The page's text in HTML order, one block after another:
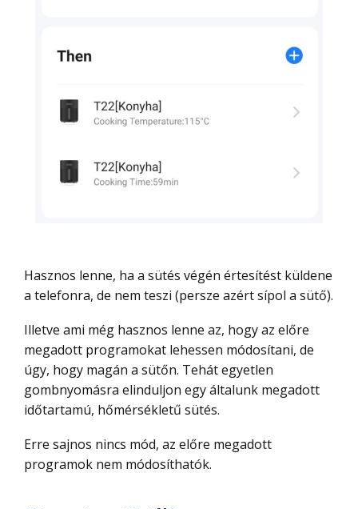
Hasznos lenne, ha a sütés végén értesítést küldene
a telefonra, de nem teszi (persze azért sípol a sütő).
Illetve ami még hasznos lenne az, hogy az előre
megadott programokat lehessen módosítani, de
úgy, hogy magán a sütőn. Tehát egyetlen
gombnyomásra elinduljon egy általunk megadott
időtartamú, hőmérsékletű sütés.
Erre sajnos nincs mód, az előre megadott
programok nem módosíthatók.